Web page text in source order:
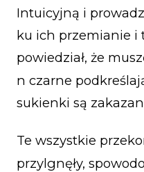
Intuicyjną i
ku ich przemianie i
powiedział, że
n czarne
sukienki są
Te wszystkie
przylgnęły,